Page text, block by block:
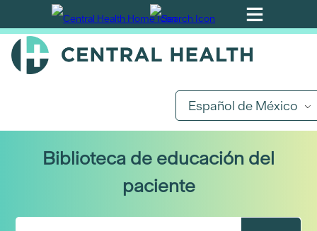
Ir
al
contenido
Español de México
Biblioteca de educación del
paciente